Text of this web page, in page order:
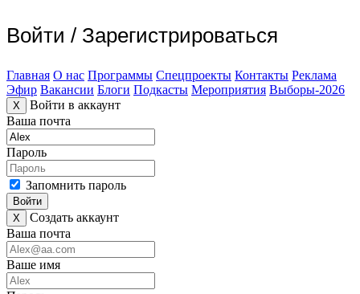
Войти / Зарегистрироваться
Главная О нас Программы Спецпроекты Контакты Реклама
Эфир Вакансии Блоги Подкасты Мероприятия Выборы-2026
X
Войти в аккаунт
Ваша почта
Пароль
Запомнить пароль
Войти
X
Создать аккаунт
Ваша почта
Ваше имя